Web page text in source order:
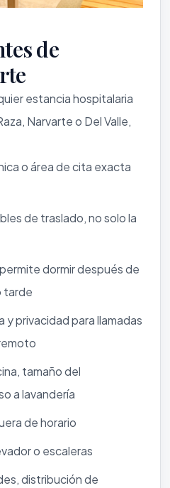
de
estancia hospitalaria
Narvarte o Del Valle,
o área de cita exacta
de traslado, no solo la
dormir después de
tarde
y privacidad para llamadas
tamaño del
a lavandería
de horario
o escaleras
distribución de